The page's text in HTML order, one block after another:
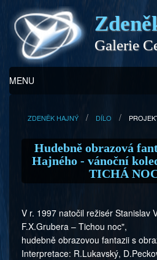
Galerie
MENU
Zdeněk Hajný
Ukázky z díla
Program
Doprovodný prodej
ZDENĚK HAJNÝ DÍLO
Hudebně obrazová
Hajného - vánoční
TICHÁ
V r. 1997 natočil režisér Stanislav
F.X.Grubera – Tichou noc",
hudebně obrazovou fantazii s
Interpretace: R.Lukavský,